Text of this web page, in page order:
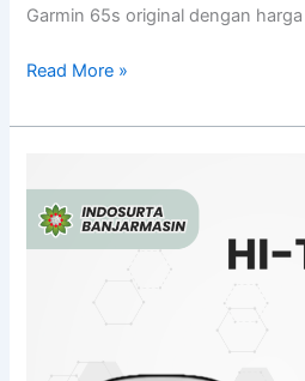
Garmin 65s original dengan
Read More »
GPS
Geodetic
vRTK
Tabalong
Bergaransi